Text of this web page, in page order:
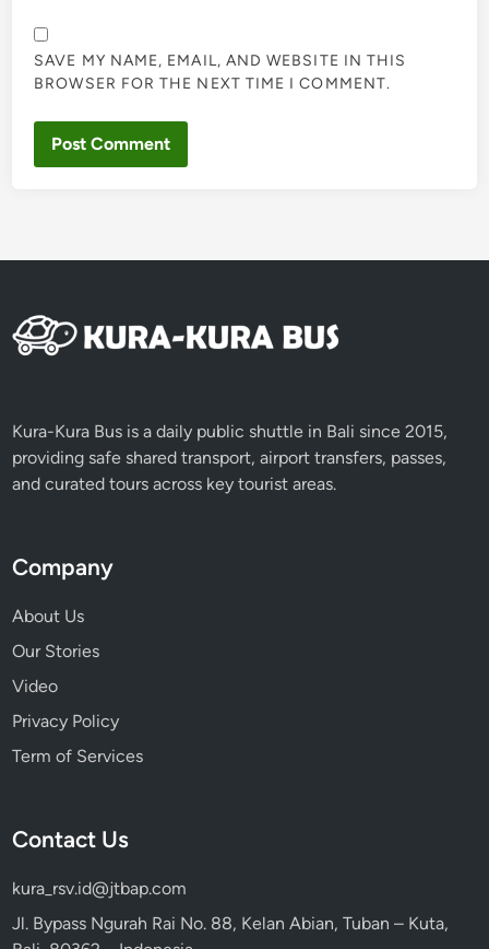
SAVE MY NAME, EMAIL, AND WEBSITE IN THIS
BROWSER FOR THE NEXT TIME I COMMENT.
Kura-Kura Bus is a daily public shuttle in Bali since 2015,
providing safe shared transport, airport transfers, passes,
and curated tours across key tourist areas.
Company
About Us
Our Stories
Video
Privacy Policy
Term of Services
Contact Us
kura_rsv.id@jtbap.com
Jl. Bypass Ngurah Rai No. 88, Kelan Abian, Tuban – Kuta,